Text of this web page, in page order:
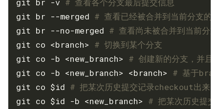
git br -v # 查看各个分支最后提交信息
git br --merged # 查看已经被合并到当前分支的
git br --no-merged # 查看尚未被合并到当前分
git co <branch> # 切换到某个分支
git co -b <new_branch> # 创建新的分支，并且
git co -b <new_branch> <branch> # 基于
git co $id # 把某次历史提交记录checkout出来
git co $id -b <new_branch> # 把某次历史提